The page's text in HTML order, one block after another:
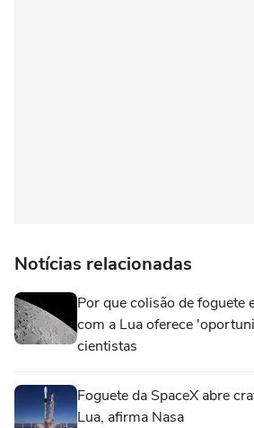
Notícias relacionadas
Por que colisão de foguete
com a Lua oferece
cientistas
Foguete da SpaceX abre
Lua, afirma Nasa